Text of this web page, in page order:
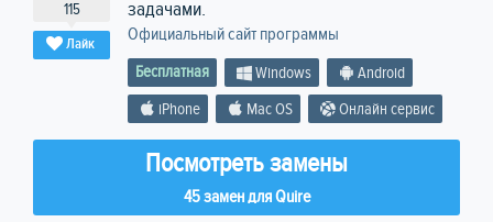
115
Лайк
задачами.
Официальный сайт программы
Бесплатная Windows
Android
iPhone
Mac OS Онлайн сервис
Посмотреть замены
45 замен для Quire